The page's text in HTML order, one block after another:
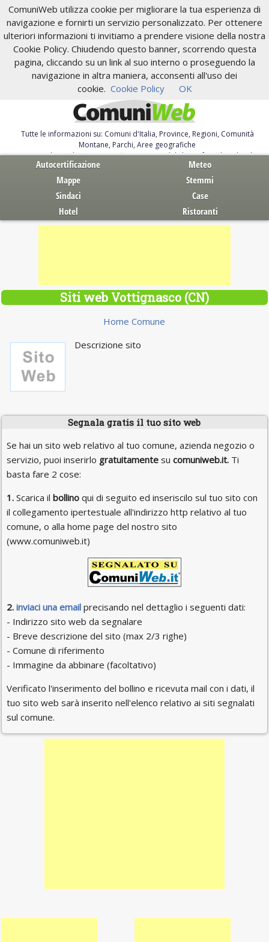
ComuniWeb utilizza cookie per migliorare la tua esperienza di
navigazione e fornirti un servizio personalizzato. Per ottenere
ulteriori informazioni ti invitiamo a prendere visione della nostra
Cookie Policy. Chiudendo questo banner, scorrendo questa
pagina, cliccando su un link al suo interno o proseguendo la
navigazione in altra maniera, acconsenti all'uso dei
cookie. Cookie Policy OK
Tutte le informazioni su: Comuni d'Italia, Province, Regioni, Comunità
Montane, Parchi, Aree geografiche
Servizi al Cittadino. Autocertificazione, moduli, leggi, free download
Autocertificazione
Meteo
Mappe
Stemmi
Sindaci
Case
Hotel
Ristoranti
Siti web Vottignasco (CN)
Home Comune
Descrizione sito
Segnala gratis il tuo sito web
Se hai un sito web relativo al tuo comune, azienda negozio o
servizio, puoi inserirlo gratuitamentesu comuniweb.it.Ti
basta fare 2 cose:
1.Scarica il bollinoqui di seguito ed inseriscilo sul tuo sito con
il collegamento ipertestuale all'indirizzo http relativo al tuo
comune, o alla home page del nostro sito
(www.comuniweb.it)
2. inviaci una emailprecisando nel dettaglio i seguenti dati:
- Indirizzo sito web da segnalare
- Breve descrizione del sito (max 2/3 righe)
- Comune di riferimento
- Immagine da abbinare (facoltativo)
Verificato l'inserimento del bollino e ricevuta mail con i dati, il
tuo sito web sarà inserito nell'elenco relativo ai siti segnalati
sul comune.